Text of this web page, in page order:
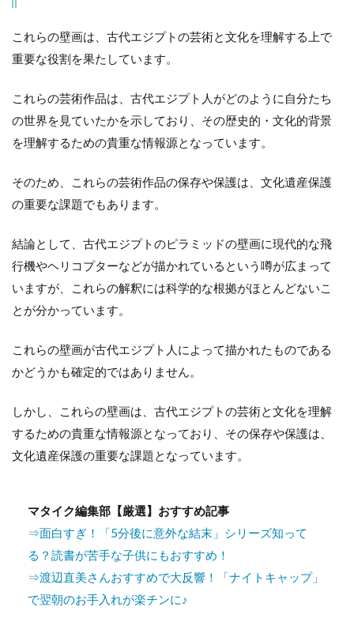
これらの壁画は、古代エジプトの芸術と文化を理解する上で
重要な役割を果たしています。
これらの芸術作品は、古代エジプト人がどのように自分たち
の世界を見ていたかを示しており、その歴史的・文化的背景
を理解するための貴重な情報源となっています。
そのため、これらの芸術作品の保存や保護は、文化遺産保護
の重要な課題でもあります。
結論として、古代エジプトのピラミッドの壁画に現代的な飛
行機やヘリコプターなどが描かれているという噂が広まって
いますが、これらの解釈には科学的な根拠がほとんどないこ
とが分かっています。
これらの壁画が古代エジプト人によって描かれたものである
かどうかも確定的ではありません。
しかし、これらの壁画は、古代エジプトの芸術と文化を理解
するための貴重な情報源となっており、その保存や保護は、
文化遺産保護の重要な課題となっています。
マタイク編集部【厳選】おすすめ記事
⇒面白すぎ！「5分後に意外な結末」シリーズ知って
る？読書が苦手な子供にもおすすめ！
⇒渡辺直美さんおすすめで大反響！「ナイトキャップ」
で翌朝のお手入れが楽チンに♪